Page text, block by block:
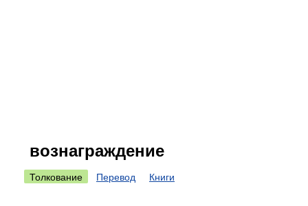
вознаграждение
Толкование Перевод Книги